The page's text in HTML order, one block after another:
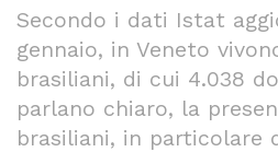
Secondo i dati Istat
gennaio, in Veneto
brasiliani, di cui 4.038
parlano chiaro, la
brasiliani, in particolare